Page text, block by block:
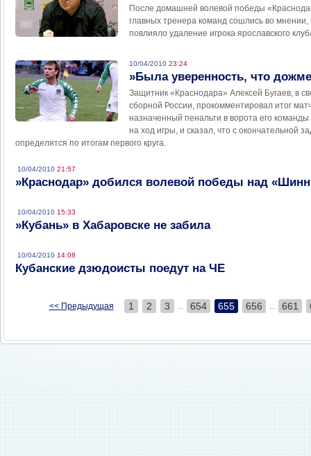
После домашней волевой победы
главных тренера команд сошлись во мнении,
повлияло удаление игрока ярославского
10/04/2010 23:24
»Была уверенность, что
Защитник «Краснодара» Алексей Бугаев, в
сборной России, прокомментировал итог
назначенный пенальти в ворота его
на ход игры, и сказал, что с окончательной
определятся по итогам первого круга.
10/04/2010 21:57
»Краснодар» добился волевой победы над
10/04/2010 15:33
»Кубань» в Хабаровске не забила
10/04/2010 14:08
Кубанские дзюдоисты поедут на ЧЕ
<< Предыдущая 1 2 3 654 655 656 661